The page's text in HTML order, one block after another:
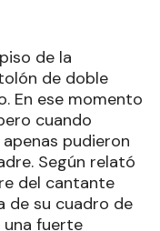
de la
de doble
En ese momento
cuando
pudieron
Según relató
del cantante
de su cuadro de
fuerte